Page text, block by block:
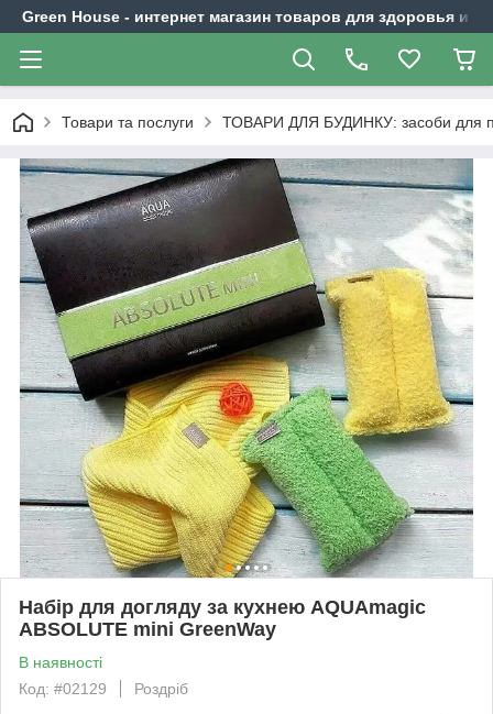
Green House - интернет магазин товаров для здоровья и
Товари та послуги ТОВАРИ ДЛЯ БУДИНКУ: засоби для
Набір для догляду за кухнею AQUAmagic
ABSOLUTE mini GreenWay
В наявності
Код: #02129
Роздріб